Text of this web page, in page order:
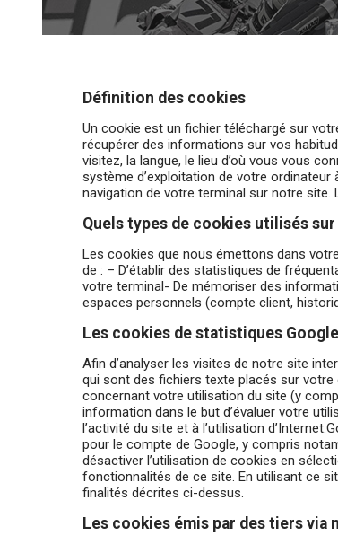
Définition des cookies
Un cookie est un fichier téléchargé sur
récupérer des informations sur vos
visitez, la langue, le lieu d’où vous vous
système d’exploitation de votre
navigation de votre terminal sur notre
Quels types de cookies utilisés
Les cookies que nous émettons dans
de : – D’établir des statistiques de
votre terminal- De mémoriser des
espaces personnels (compte client,
Les cookies de statistiques
Afin d’analyser les visites de notre site
qui sont des fichiers texte placés sur votre
concernant votre utilisation du site (y
information dans le but d’évaluer votre
l’activité du site et à l’utilisation
pour le compte de Google, y compris
désactiver l’utilisation de cookies en
fonctionnalités de ce site. En utilisant ce
finalités décrites ci-dessus.
Les cookies émis par des tiers via